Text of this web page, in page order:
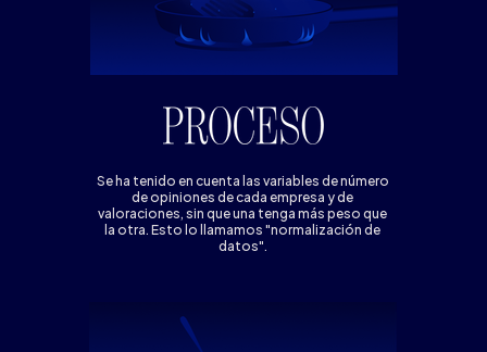
Se ha tenido en cuenta las variables de número
de opiniones de cada empresa y de
valoraciones, sin que una tenga más peso que
la otra. Esto lo llamamos "normalización de
datos".